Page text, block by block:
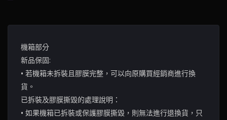
機箱部分
新品保固:
• 若機箱未拆裝且膠膜完整，可以向原購買經銷商進行換
貨。
已拆裝及膠膜撕毀的處理說明：
• 如果機箱已拆裝或保護膠膜撕毀，則無法進行退換貨，只